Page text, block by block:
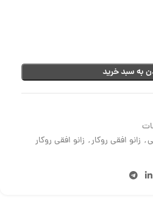
به سبد خرید
, زانو افقی روکار, زانو افقی روکار